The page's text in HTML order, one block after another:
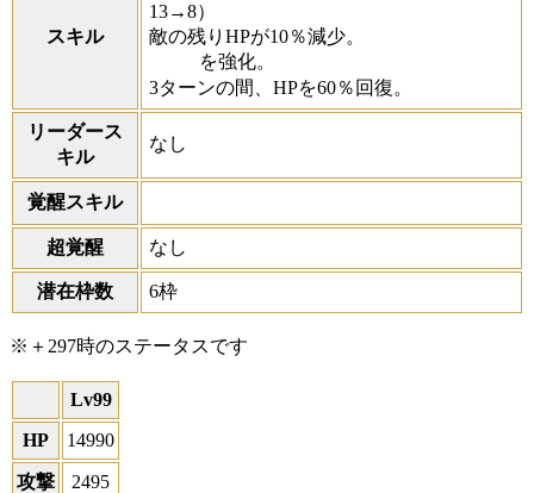
スキル
13→8）
敵の残りHPが10％減少。
を強化。
3ターンの間、HPを60％回復。
リーダース
キル
なし
覚醒スキル
超覚醒 なし
潜在枠数 6枠
※＋297時のステータスです
Lv99
HP
14990
攻撃 2495